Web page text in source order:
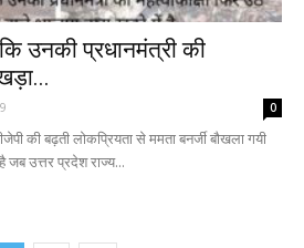
उनकी प्रधानमंत्री की
0
की बढ़ती लोकप्रियता से ममता बनर्जी बौखला गयी
उत्तर प्रदेश राज्य...